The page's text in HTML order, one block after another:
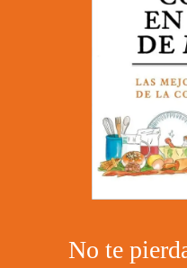
No te